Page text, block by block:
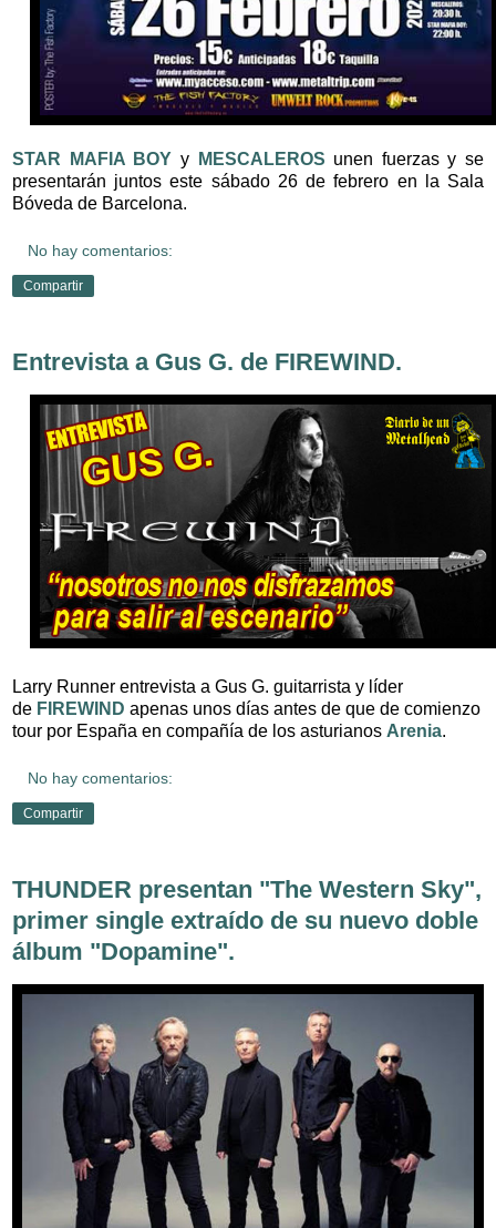
STAR MAFIA BOY y MESCALEROS unen fuerzas y se
presentarán juntos este sábado 26 de febrero en la Sala
Bóveda de Barcelona.
No hay comentarios:
Compartir
Entrevista a Gus G. de FIREWIND.
Larry Runner entrevista a Gus G. guitarrista y líder
de FIREWIND apenas unos días antes de que de comienzo
tour por España en compañía de los asturianos Arenia.
No hay comentarios:
Compartir
THUNDER presentan "The Western Sky",
primer single extraído de su nuevo doble
álbum "Dopamine".